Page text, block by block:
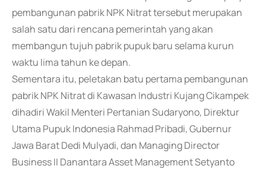
pembangunan pabrik NPK Nitrat tersebut merupakan
salah satu dari rencana pemerintah yang akan
membangun tujuh pabrik pupuk baru selama kurun
waktu lima tahun ke depan.
Sementara itu, peletakan batu pertama pembangunan
pabrik NPK Nitrat di Kawasan Industri Kujang Cikampek
dihadiri Wakil Menteri Pertanian Sudaryono, Direktur
Utama Pupuk Indonesia Rahmad Pribadi, Gubernur
Jawa Barat Dedi Mulyadi, dan Managing Director
Business II Danantara Asset Management Setyanto